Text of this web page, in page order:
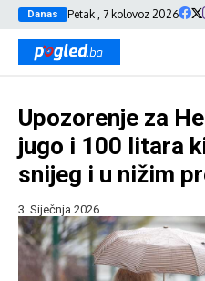
Danas Petak , 7 kolovoz 2026
Upozorenje za
jugo i 100 litara
snijeg i u nižim
3. Siječnja 2026.